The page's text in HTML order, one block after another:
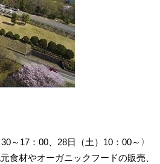
～17：00、28日（土）10：00～〉
食材やオーガニックフードの販売、